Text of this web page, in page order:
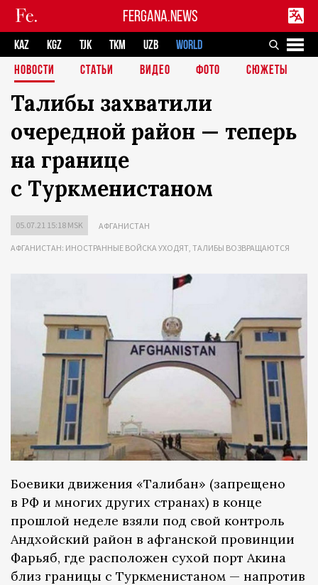
FERGANA.NEWS
KAZ KGZ TJK TKM UZB
WORLD
НОВОСТИ
СТАТЬИ ВИДЕО ФОТО СЮЖЕТЫ
Талибы захватили
очередной район — теперь
на границе
с Туркменистаном
05.07.21 15:18 MSK АФГАНИСТАН
АФГАНИСТАН: ИНОСТРАННЫЕ ВОЙСКА УХОДЯТ, ТАЛИБЫ ВОЗВРАЩАЮТСЯ
Боевики движения «Талибан» (запрещено
в РФ и многих других странах) в конце
прошлой неделе взяли под свой контроль
Андхойский район в афганской провинции
Фарьяб, где расположен сухой порт Акина
близ границы с Туркменистаном — напротив